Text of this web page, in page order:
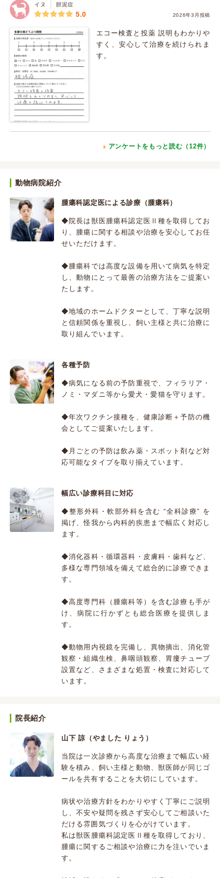
イヌ 胆泥症
2026年3月投稿
5.0
エコー検査と投薬 説明もわかりや
すく、安心して治療を続けられま
す。
アンケートをもっと読む（12件）
動物病院紹介
腫瘍科認定医による診療（腫瘍科）
◆院長は獣医腫瘍科認定医Ⅱ種を取得してお
り、腫瘍に関する相談や治療を安心してお任
せいただけます。
◆腫瘍科では高度な設備を用いて病気を特定
し、動物にとって最善の治療方法をご提案い
たします。
◆地域のホームドクターとして、丁寧な説明
と信頼関係を重視し、飼い主様と共に治療に
取り組んでいます。
各種予防
◆病気になる前の予防重視で、フィラリア・
ノミ・マダニ等から愛犬・愛猫を守ります。
◆年次ワクチン接種を、健康診断＋予防の機
会としてご提案いたします。
◆月ごとの予防は飲み薬・スポット剤など対
応可能なタイプを取り揃えています。
幅広い診療科目に対応
◆整形外科・軟部外科を含む “全科診療” を
掲げ、怪我から内科的疾患まで幅広く対応し
ます。
◆消化器科・循環器科・皮膚科・歯科など、
多様な専門領域を備えて総合的に診療できま
す。
◆高度専門科（腫瘍科等）を含む診療も手が
け、病院に行かずとも総合医療を提供しま
す。
◆動物用内視鏡を完備し、異物摘出、消化管
観察・組織生検、鼻咽頭観察、胃瘻チューブ
設置など、さまざまな処置・検査に対応して
います。
院長紹介
山下 諒（やました りょう）
当院は一次診療から高度な治療まで幅広い経
験を積み、飼い主様と動物、獣医師が同じゴ
ールを共有することを大切にしています。
病状や治療方針をわかりやすく丁寧にご説明
し、不安や疑問を残さず安心してご相談いた
だける雰囲気づくりを心がけています。
私は獣医腫瘍科認定医Ⅱ種を取得しており、
腫瘍に関するご相談や治療に力を注いでいま
す。